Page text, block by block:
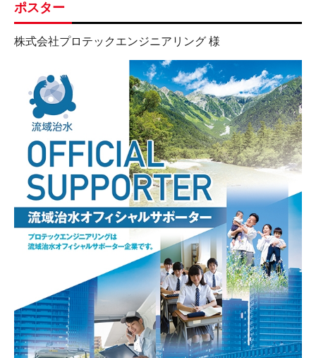
ポスター
株式会社プロテックエンジニアリング 様